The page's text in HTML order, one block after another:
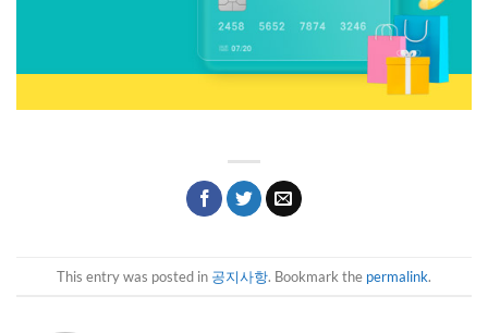
This entry was posted in 공지사항. Bookmark the permalink.